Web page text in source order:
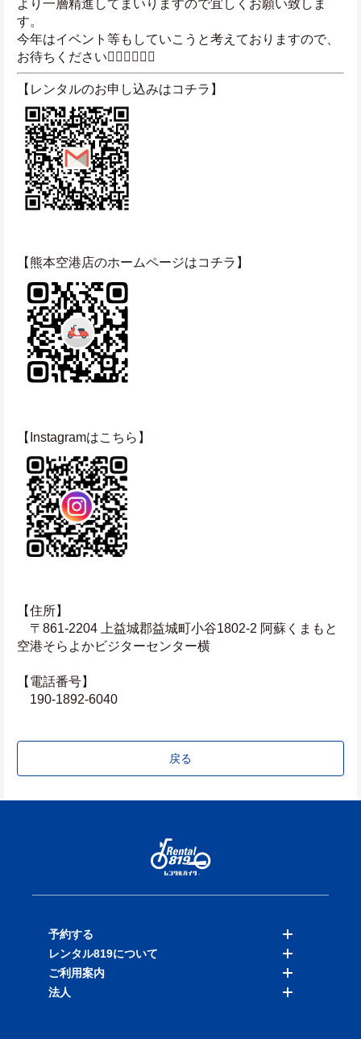
より一層精進してまいりますので宜しくお願い致しま
す。
今年はイベント等もしていこうと考えておりますので、
お待ちください🙇🏻‍♀️🙇🏻‍♂️
【レンタルのお申し込みはコチラ】
【熊本空港店のホームページはコチラ】
【Instagramはこちら】
【住所】
〒861-2204 上益城郡益城町小谷1802-2 阿蘇くまもと
空港そらよかビジターセンター横
【電話番号】
190-1892-6040
戻る
予約する
バイクを探す
店舗を探す
レンタル819について
料金表
ご利用案内
法人